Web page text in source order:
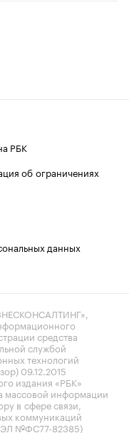
РБК
об ограничениях
данных
средства
службой
технологий
09.12.2015
издания «РБК»
массовой информации
в сфере связи,
коммуникаций
ЭЛ №ФС77-82385)